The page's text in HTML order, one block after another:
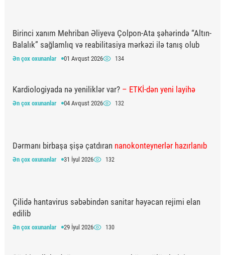
Birinci xanım Mehriban Əliyeva Çolpon-Ata şəhərində “Altın-
Balalık” sağlamlıq və reabilitasiya mərkəzi ilə tanış olub
Ən çox oxunanlar 01 Avqust 2026 134
Kardiologiyada nə yeniliklər var? – ETKİ-dən yeni layihə
Ən çox oxunanlar 04 Avqust 2026 132
Dərmanı birbaşa şişə çatdıran nanokonteynerlər hazırlanıb
Ən çox oxunanlar 31 İyul 2026 132
Çilidə hantavirus səbəbindən sanitar həyəcan rejimi elan
edilib
Ən çox oxunanlar 29 İyul 2026 130